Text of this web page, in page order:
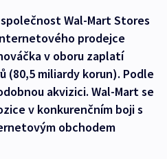
Wal-Mart Stores
prodejce
v oboru zaplatí
(80,5 miliardy korun). Podle
akvizici. Wal-Mart se
v konkurenčním boji s
obchodem